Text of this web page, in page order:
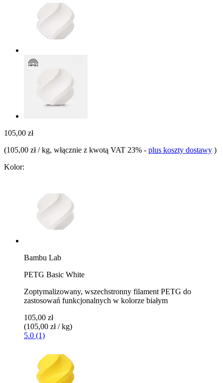
105,00 zł
(105,00 zł / kg, włącznie z kwotą VAT 23% - plus koszty dostawy )
Kolor:
Bambu Lab
PETG Basic White
Zoptymalizowany, wszechstronny filament PETG do
zastosowań funkcjonalnych w kolorze białym
105,00 zł
(105,00 zł / kg)
5.0 (1)